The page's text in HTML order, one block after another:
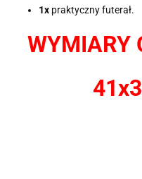
1x praktyczny futerał.
WYMIARY